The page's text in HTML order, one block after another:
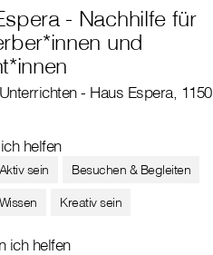
- Nachhilfe für
und
- Haus Espera, 1150
helfen
sein
Besuchen & Begleiten
Kreativ sein
ich helfen